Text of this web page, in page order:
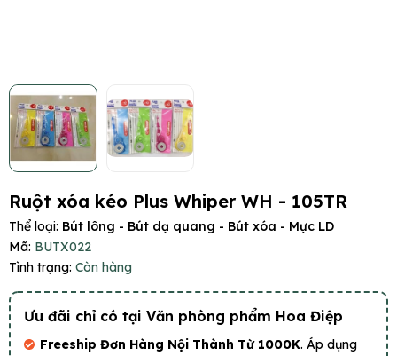
Ruột xóa kéo Plus Whiper WH - 105TR
Thể loại: Bút lông - Bút dạ quang - Bút xóa - Mực LD
Mã: BUTX022
Tình trạng: Còn hàng
Ưu đãi chỉ có tại Văn phòng phẩm Hoa Điệp
Freeship Đơn Hàng Nội Thành Từ 1000K. Áp dụng